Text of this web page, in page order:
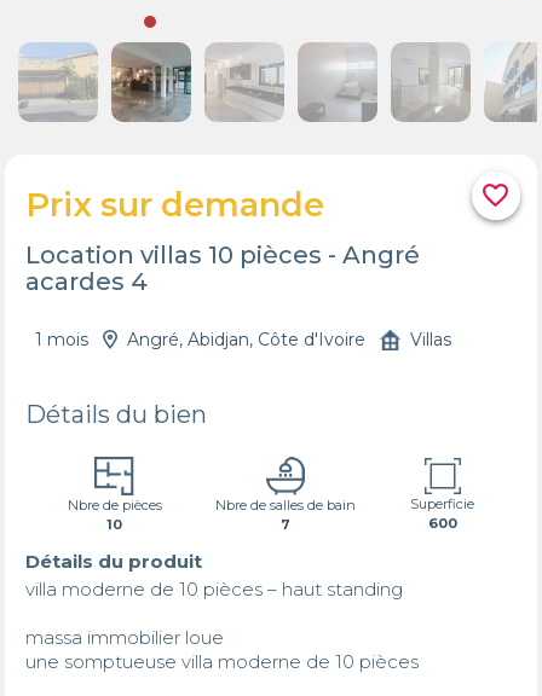
favorite_border
Prix sur demande
Location villas 10 pièces - Angré
acardes 4
1 mois Angré, Abidjan, Côte d'Ivoire Villas
Détails du bien
Nbre de pièces
10
Nbre de salles de bain
7
Superficie
600
Détails du produit
villa moderne de 10 pièces – haut standing
massa immobilier loue
une somptueuse villa moderne de 10 pièces